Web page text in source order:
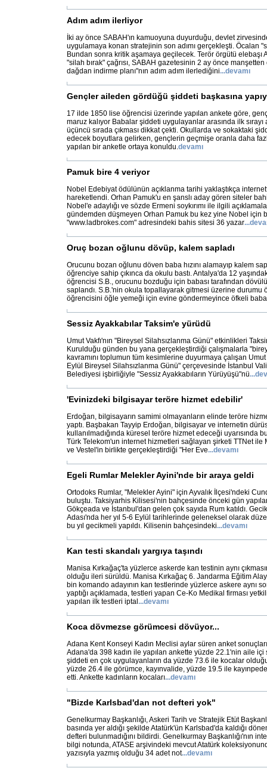
Adım adım ilerliyor
İki ay önce SABAH'ın kamuoyuna duyurduğu, devlet
uygulamaya konan stratejinin son adımı gerçekleşti. Öcalan
Bundan sonra kritik aşamaya geçilecek. Terör örgütü elebaşı
"silah bırak" çağrısı, SABAH gazetesinin 2 ay önce
dağdan indirme planı"nın adım adım ilerlediğini...devamı
Gençler aileden gördüğü şiddeti başkasına
17 ilde 1850 lise öğrencisi üzerinde yapılan ankete göre,
maruz kalıyor Babalar şiddeti uygulayanlar arasında ilk
üçüncü sırada çıkması dikkat çekti. Okullarda ve sokaktaki
edecek boyutlara gelirken, gençlerin geçmişe oranla daha
yapılan bir anketle ortaya konuldu.devamı
Pamuk bire 4 veriyor
Nobel Edebiyat ödülünün açıklanma tarihi yaklaştıkça
hareketlendi. Orhan Pamuk'u en şanslı aday gören siteler
Nobel'e adaylığı ve sözde Ermeni soykırımı ile ilgili
gündemden düşmeyen Orhan Pamuk bu kez yine Nobel için
"www.ladbrokes.com" adresindeki bahis sitesi 36 yazar...
Oruç bozan oğlunu dövüp, kalem sapladı
Orucunu bozan oğlunu döven baba hızını alamayıp kalem
öğrenciye sahip çıkınca da okulu bastı. Antalya'da 12
öğrencisi S.B., orucunu bozduğu için babası tarafından
saplandı. S.B.'nin okula topallayarak gitmesi üzerine durumu
öğrencisini öğle yemeği için evine göndermeyince öfkeli
Sessiz Ayakkabılar Taksim'e yürüdü
Umut Vakfı'nın "Bireysel Silahsızlanma Günü" etkinlikleri
Kurulduğu günden bu yana gerçekleştirdiği çalışmalarla
kavramını toplumun tüm kesimlerine duyurmaya çalışan
Eylül Bireysel Silahsızlanma Günü" çerçevesinde İstanbul
Belediyesi işbirliğiyle "Sessiz Ayakkabıların Yürüyüşü"nü...
'Evinizdeki bilgisayar teröre hizmet edebilir'
Erdoğan, bilgisayarın samimi olmayanların elinde teröre
yaptı. Başbakan Tayyip Erdoğan, bilgisayar ve internetin
kullanılmadığında küresel teröre hizmet edeceği uyarısında
Türk Telekom'un internet hizmetleri sağlayan şirketi TTNet ile
ve Vestel'in birlikte gerçekleştirdiği "Her Eve...devamı
Egeli Rumlar Melekler Ayini'nde bir araya geldi
Ortodoks Rumlar, "Melekler Ayini" için Ayvalık İlçesi'ndeki
buluştu. Taksiyarhis Kilisesi'nin bahçesinde önceki gün
Gökçeada ve İstanbul'dan gelen çok sayıda Rum katıldı.
Adası'nda her yıl 5-6 Eylül tarihlerinde geleneksel olarak
bu yıl gecikmeli yapıldı. Kilisenin bahçesindeki...devamı
Kan testi skandalı yargıya taşındı
Manisa Kırkağaç'ta yüzlerce askerde kan testinin aynı
olduğu ileri sürüldü. Manisa Kırkağaç 6. Jandarma Eğitim
bin komando adayının kan testlerinde yüzlerce askere aynı
yaptığı açıklamada, testleri yapan Ce-Ko Medikal firması
yapılan ilk testleri iptal ...devamı
Koca dövmezse görümcesi dövüyor...
Adana Kent Konseyi Kadın Meclisi aylar süren anket
Adana'da 398 kadın ile yapılan ankette yüzde 22.1'nin aile içi
şiddeti en çok uygulayanların da yüzde 73.6 ile kocalar
yüzde 26.4 ile görümce, kayınvalide, yüzde 19.5 ile
etti. Ankette kadınların kocaları...devamı
"Bizde Karlsbad'dan not defteri yok"
Genelkurmay Başkanlığı, Askeri Tarih ve Stratejik Etüt
basında yer aldığı şekilde Atatürk'ün Karlsbad'da kaldığı
defteri bulunmadığını bildirdi. Genelkurmay Başkanlığı'nın
bilgi notunda, ATASE arşivindeki mevcut Atatürk
yazısıyla yazmış olduğu 34 adet not...devamı